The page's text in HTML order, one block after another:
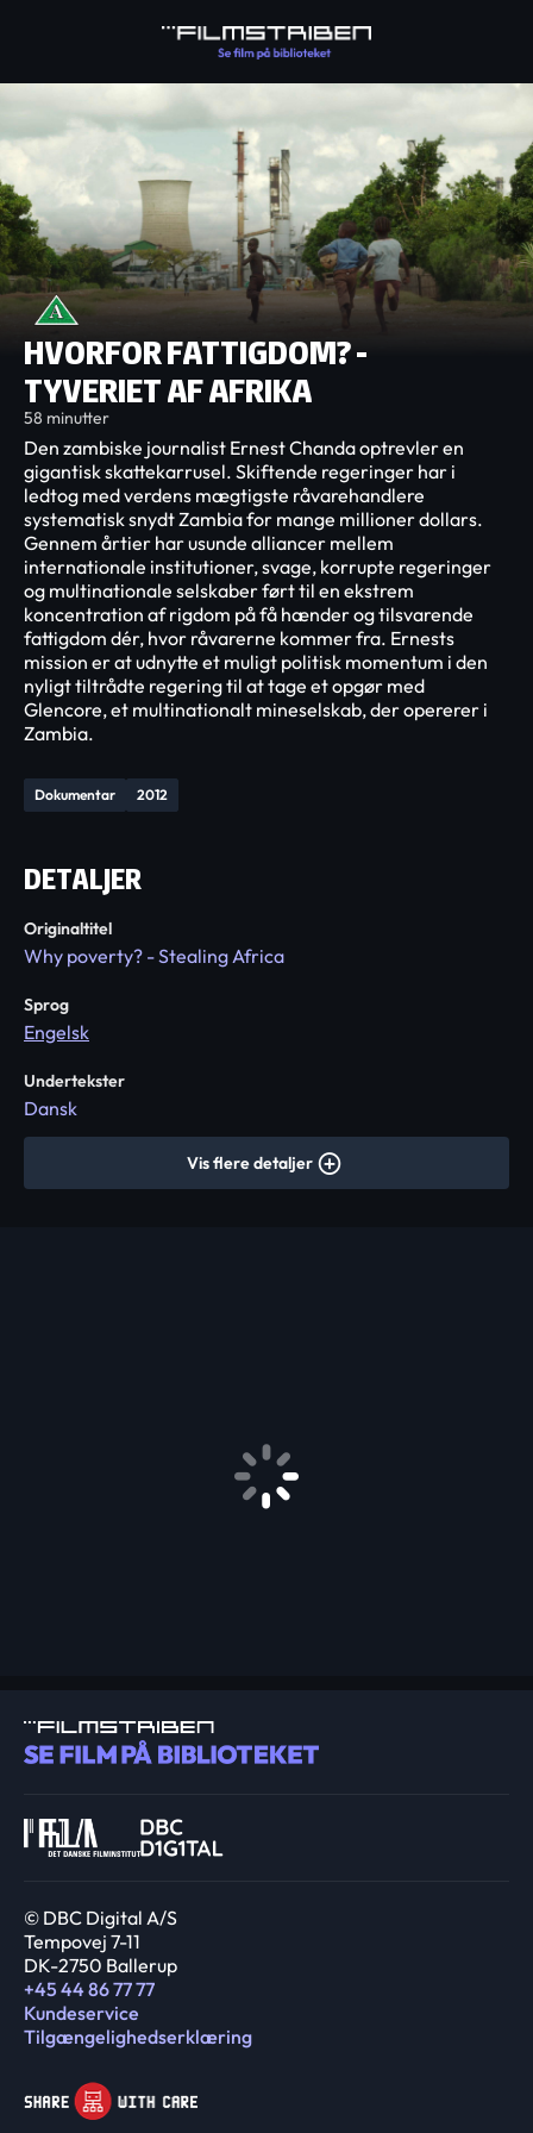
HVORFOR FATTIGDOM? -
TYVERIET AF AFRIKA
58 minutter
Dokumentar 2012
Den zambiske journalist Ernest Chanda optrevler en
gigantisk skattekarrusel. Skiftende regeringer har i
ledtog med verdens mægtigste råvarehandlere
systematisk snydt Zambia for mange millioner dollars.
Gennem årtier har usunde alliancer mellem
internationale institutioner, svage, korrupte regeringer
og multinationale selskaber ført til en ekstrem
koncentration af rigdom på få hænder og tilsvarende
fattigdom dér, hvor råvarerne kommer fra. Ernests
mission er at udnytte et muligt politisk momentum i den
nyligt tiltrådte regering til at tage et opgør med
Glencore, et multinationalt mineselskab, der opererer i
Zambia.
DETALJER
Originaltitel
Why poverty? - Stealing Africa
Sprog
Engelsk
Undertekster
Dansk
Vis flere detaljer
© DBC Digital A/S
Tempovej 7-11
DK-2750 Ballerup
+45 44 86 77 77
Kundeservice
Tilgængelighedserklæring